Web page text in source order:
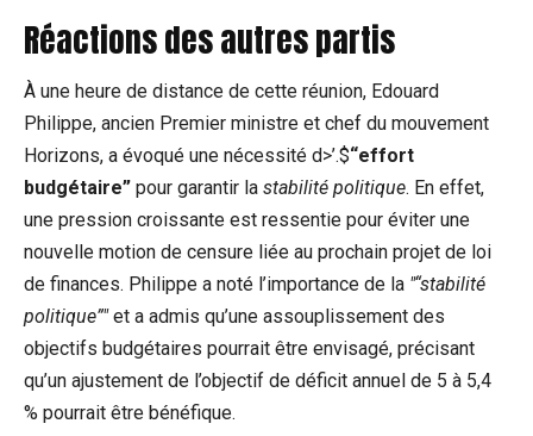
Réactions des autres partis
À une heure de distance de cette réunion, Edouard
Philippe, ancien Premier ministre et chef du mouvement
Horizons, a évoqué une nécessité d>’.$“effort
budgétaire” pour garantir la stabilité politique. En effet,
une pression croissante est ressentie pour éviter une
nouvelle motion de censure liée au prochain projet de loi
de finances. Philippe a noté l’importance de la “stabilité
politique” et a admis qu’une assouplissement des
objectifs budgétaires pourrait être envisagé, précisant
qu’un ajustement de l’objectif de déficit annuel de 5 à 5,4
% pourrait être bénéfique.